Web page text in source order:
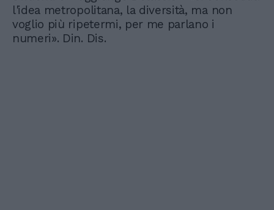
l'idea metropolitana, la diversità, ma non
voglio più ripetermi, per me parlano i
numeri». Din. Dis.